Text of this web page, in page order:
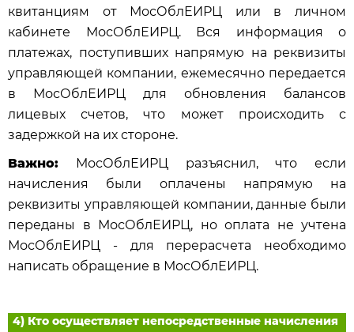
квитанциям от МосОблЕИРЦ или в личном
кабинете МосОблЕИРЦ. Вся информация о
платежах, поступивших напрямую на реквизиты
управляющей компании, ежемесячно передается
в МосОблЕИРЦ для обновления балансов
лицевых счетов, что может происходить с
задержкой на их стороне.
Важно: МосОблЕИРЦ разъяснил, что если
начисления были оплачены напрямую на
реквизиты управляющей компании, данные были
переданы в МосОблЕИРЦ, но оплата не учтена
МосОблЕИРЦ - для перерасчета необходимо
написать обращение в МосОблЕИРЦ.
4) Кто осуществляет непосредственные начисления